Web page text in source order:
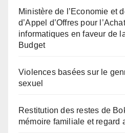
Ministère de l’Economie et
d’Appel d’Offres pour
informatiques en faveur de
Budget
Violences basées sur le
sexuel
Restitution des restes de
mémoire familiale et regard